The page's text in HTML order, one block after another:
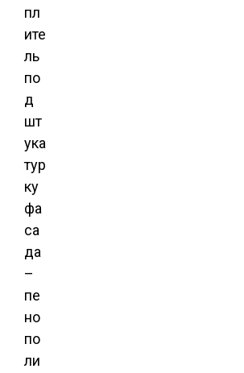
пл
ите
ль
по
д
шт
ука
тур
ку
фа
са
да
–
пе
но
по
ли